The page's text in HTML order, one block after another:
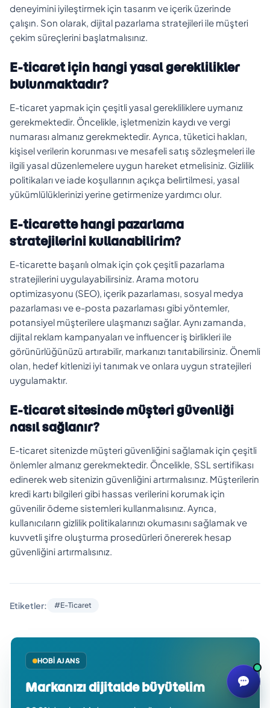
deneyimini iyileştirmek için tasarım ve içerik üzerinde
çalışın. Son olarak, dijital pazarlama stratejileri ile müşteri
çekim süreçlerini başlatmalısınız.
E-ticaret için hangi yasal gereklilikler
bulunmaktadır?
E-ticaret yapmak için çeşitli yasal gerekliliklere uymanız
gerekmektedir. Öncelikle, işletmenizin kaydı ve vergi
numarası almanız gerekmektedir. Ayrıca, tüketici hakları,
kişisel verilerin korunması ve mesafeli satış sözleşmeleri ile
ilgili yasal düzenlemelere uygun hareket etmelisiniz. Gizlilik
politikaları ve iade koşullarının açıkça belirtilmesi, yasal
yükümlülüklerinizi yerine getirmenize yardımcı olur.
E-ticarette hangi pazarlama
stratejilerini kullanabilirim?
E-ticarette başarılı olmak için çok çeşitli pazarlama
stratejilerini uygulayabilirsiniz. Arama motoru
optimizasyonu (SEO), içerik pazarlaması, sosyal medya
pazarlaması ve e-posta pazarlaması gibi yöntemler,
potansiyel müşterilere ulaşmanızı sağlar. Aynı zamanda,
dijital reklam kampanyaları ve influencer iş birlikleri ile
görünürlüğünüzü artırabilir, markanızı tanıtabilirsiniz. Önemli
olan, hedef kitlenizi iyi tanımak ve onlara uygun stratejileri
uygulamaktır.
E-ticaret sitesinde müşteri güvenliği
nasıl sağlanır?
E-ticaret sitenizde müşteri güvenliğini sağlamak için çeşitli
önlemler almanız gerekmektedir. Öncelikle, SSL sertifikası
edinerek web sitenizin güvenliğini artırmalısınız. Müşterilerin
kredi kartı bilgileri gibi hassas verilerini korumak için
güvenilir ödeme sistemleri kullanmalısınız. Ayrıca,
kullanıcıların gizlilik politikalarınızı okumasını sağlamak ve
kuvvetli şifre oluşturma prosedürleri önererek hesap
güvenliğini artırmalısınız.
Etiketler: #E-Ticaret
HOBI AJANS
Markanızı dijitalde büyütelim